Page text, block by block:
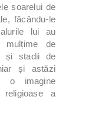
soarelui de
făcându-le
lui au
mulțime de
și stadii de
și astăzi
o imagine
a